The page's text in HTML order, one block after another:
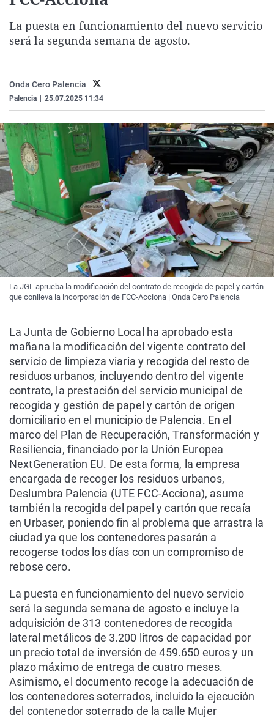
Gente viajera
Retornados
Operación Viuda
Galicia
Navarra
Televisión
La puesta en funcionamiento del nuevo servicio
será la segunda semana de agosto.
Onda Cero Palencia
Palencia 25.07.2025 11:34
La JGL aprueba la modificación del contrato de recogida de papel y cartón
que conlleva la incorporación de FCC-Acciona | Onda Cero Palencia
La Junta de Gobierno Local ha aprobado esta
mañana la modificación del vigente contrato del
servicio de limpieza viaria y recogida del resto de
residuos urbanos, incluyendo dentro del vigente
contrato, la prestación del servicio municipal de
recogida y gestión de papel y cartón de origen
domiciliario en el municipio de Palencia. En el
marco del Plan de Recuperación, Transformación y
Resiliencia, financiado por la Unión Europea
NextGeneration EU. De esta forma, la empresa
encargada de recoger los residuos urbanos,
Deslumbra Palencia (UTE FCC-Acciona), asume
también la recogida del papel y cartón que recaía
en Urbaser, poniendo fin al problema que arrastra la
ciudad ya que los contenedores pasarán a
recogerse todos los días con un compromiso de
rebose cero.
La puesta en funcionamiento del nuevo servicio
será la segunda semana de agosto e incluye la
adquisición de 313 contenedores de recogida
lateral metálicos de 3.200 litros de capacidad por
un precio total de inversión de 459.650 euros y un
plazo máximo de entrega de cuatro meses.
Asimismo, el documento recoge la adecuación de
los contenedores soterrados, incluido la ejecución
del contenedor soterrado de la calle Mujer